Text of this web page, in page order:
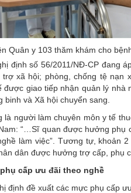
Quân y 103 thăm khám cho
định số 56/2011/NĐ-CP đang
xã hội; phòng, chống tệ nạn
được giao tiếp nhận quản lý
binh và Xã hội chuyển sang.
là người làm chuyên môn y tế
: “…Sĩ quan được hưởng phụ
làm việc”. Tương tự, khoản
dân được hưởng trợ cấp, phụ
cấp ưu đãi theo nghề
định đề xuất các mực phụ cấp